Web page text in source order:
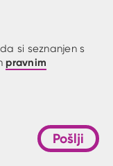
si seznanjen s
pravnim
Pošlji